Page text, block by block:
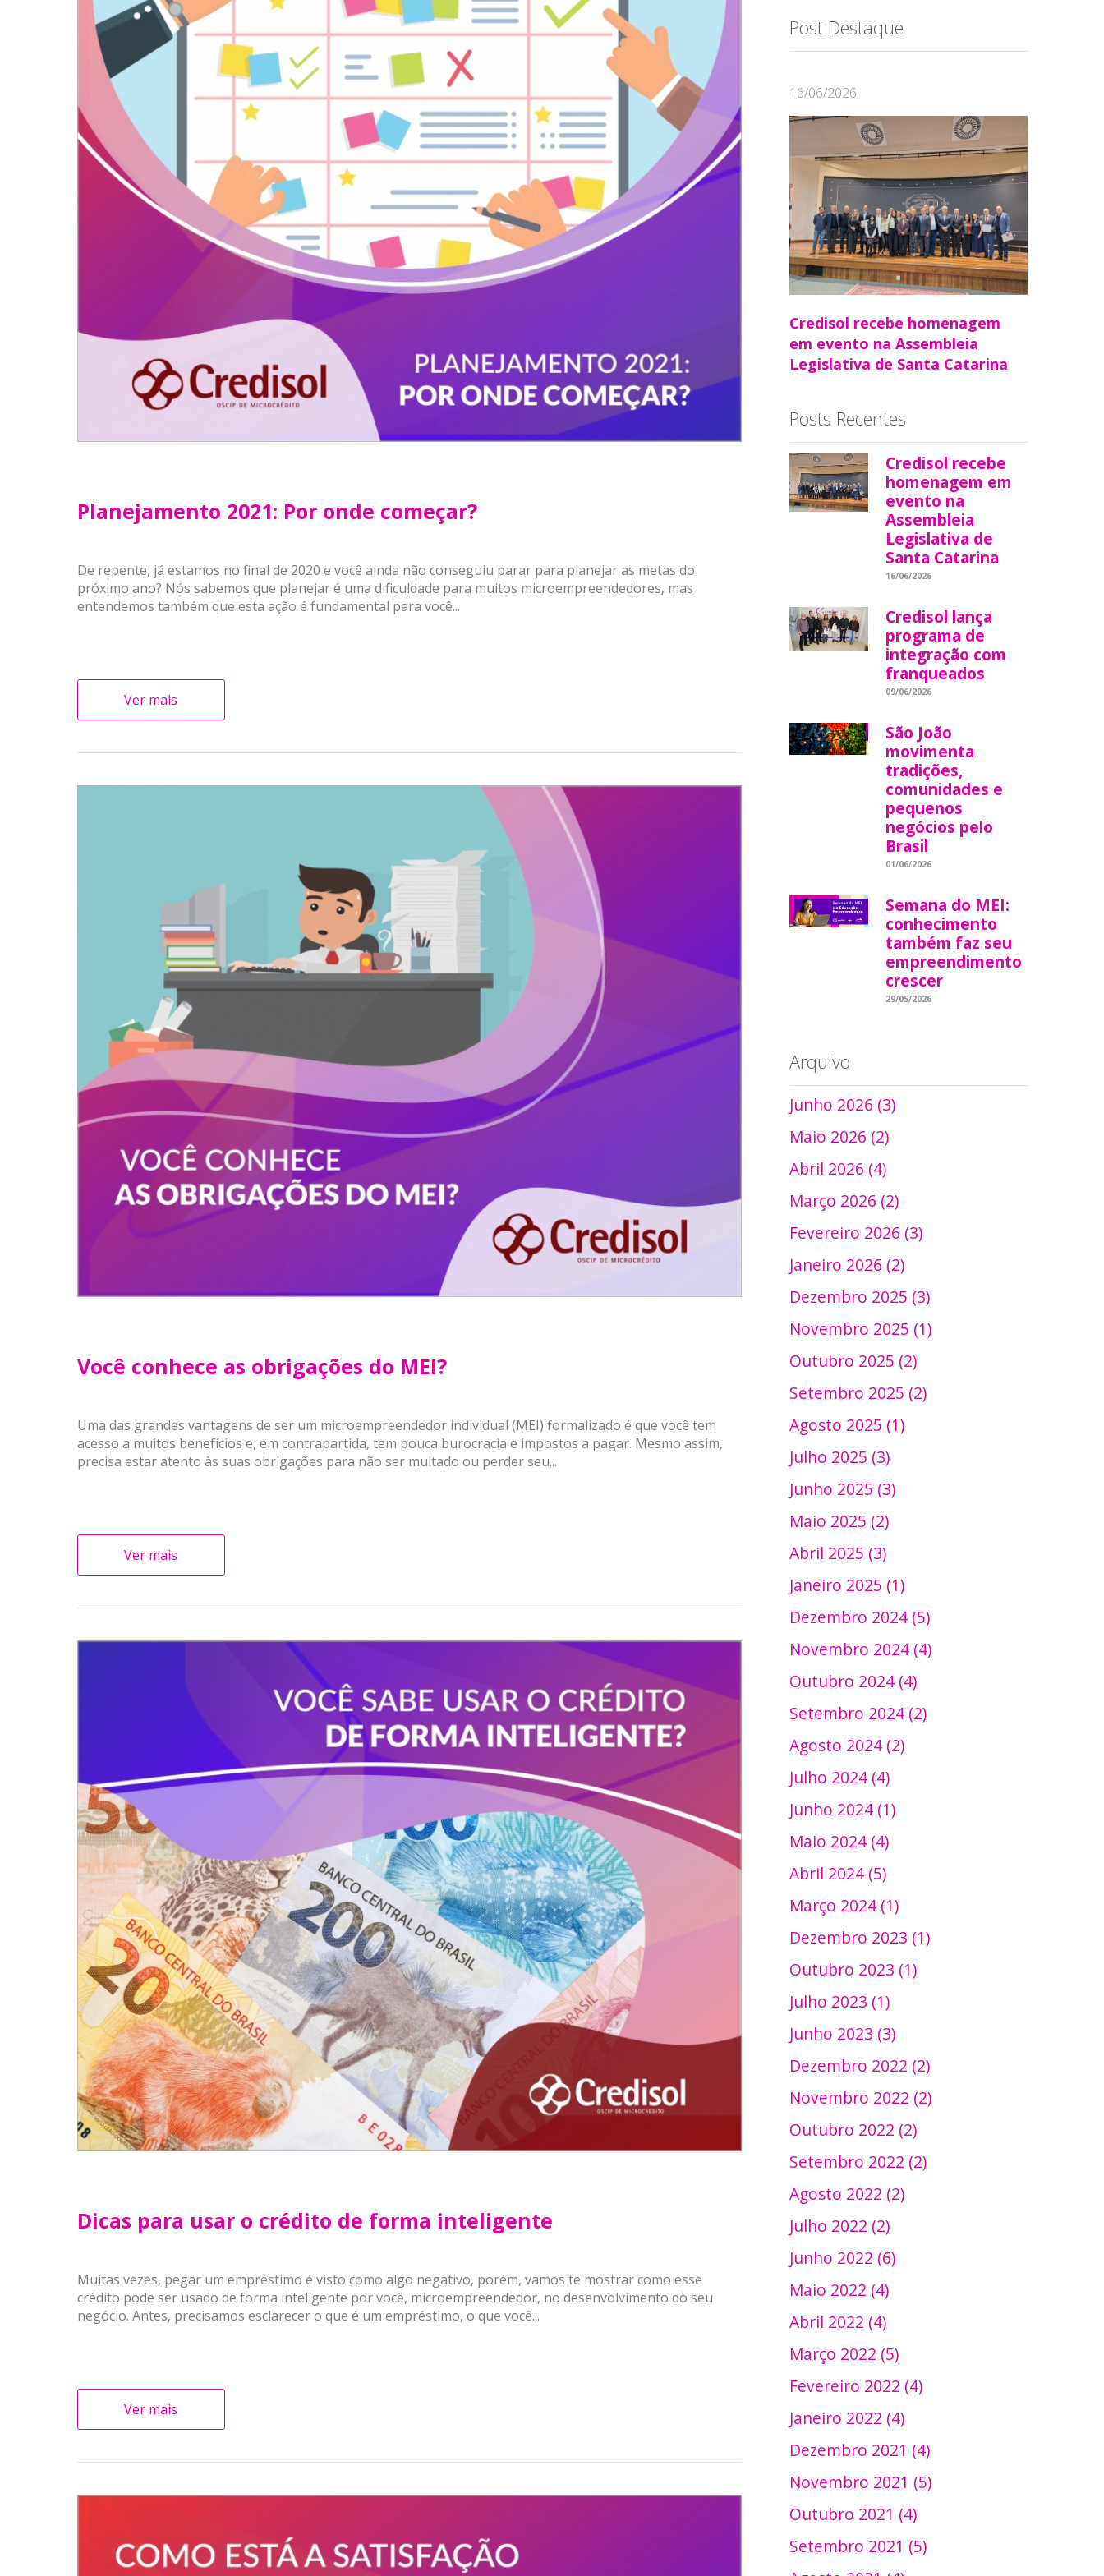
Planejamento 2021: Por onde começar?
De repente, já estamos no final de 2020 e você ainda não conseguiu parar para planejar as metas do
próximo ano? Nós sabemos que planejar é uma dificuldade para muitos microempreendedores, mas
entendemos também que esta ação é fundamental para você...
Ver mais
Você conhece as obrigações do MEI?
Uma das grandes vantagens de ser um microempreendedor individual (MEI) formalizado é que você tem
acesso a muitos benefícios e, em contrapartida, tem pouca burocracia e impostos a pagar. Mesmo assim,
precisa estar atento às suas obrigações para não ser multado ou perder seu...
Ver mais
Dicas para usar o crédito de forma inteligente
Muitas vezes, pegar um empréstimo é visto como algo negativo, porém, vamos te mostrar como esse
crédito pode ser usado de forma inteligente por você, microempreendedor, no desenvolvimento do seu
negócio. Antes, precisamos esclarecer o que é um empréstimo, o que você...
Ver mais
Post Destaque
16/06/2026
Credisol recebe homenagem
em evento na Assembleia
Legislativa de Santa Catarina
Posts Recentes
Credisol recebe
homenagem em
evento na
Assembleia
Legislativa de
Santa Catarina
16/06/2026
Credisol lança
programa de
integração com
franqueados
09/06/2026
São João
movimenta
tradições,
comunidades e
pequenos
negócios pelo
Brasil
01/06/2026
Semana do MEI:
conhecimento
também faz seu
empreendimento
crescer
29/05/2026
Arquivo
Junho 2026 (3)
Maio 2026 (2)
Abril 2026 (4)
Março 2026 (2)
Fevereiro 2026 (3)
Janeiro 2026 (2)
Dezembro 2025 (3)
Novembro 2025 (1)
Outubro 2025 (2)
Setembro 2025 (2)
Agosto 2025 (1)
Julho 2025 (3)
Junho 2025 (3)
Maio 2025 (2)
Abril 2025 (3)
Janeiro 2025 (1)
Dezembro 2024 (5)
Novembro 2024 (4)
Outubro 2024 (4)
Setembro 2024 (2)
Agosto 2024 (2)
Julho 2024 (4)
Junho 2024 (1)
Maio 2024 (4)
Abril 2024 (5)
Março 2024 (1)
Dezembro 2023 (1)
Outubro 2023 (1)
Julho 2023 (1)
Junho 2023 (3)
Dezembro 2022 (2)
Novembro 2022 (2)
Outubro 2022 (2)
Setembro 2022 (2)
Agosto 2022 (2)
Julho 2022 (2)
Junho 2022 (6)
Maio 2022 (4)
Abril 2022 (4)
Março 2022 (5)
Fevereiro 2022 (4)
Janeiro 2022 (4)
Dezembro 2021 (4)
Novembro 2021 (5)
Outubro 2021 (4)
Setembro 2021 (5)